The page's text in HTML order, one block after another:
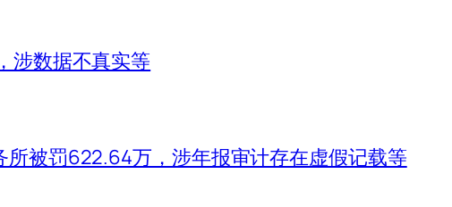
涉数据不真实等
所被罚622.64万，涉年报审计存在虚假记载等